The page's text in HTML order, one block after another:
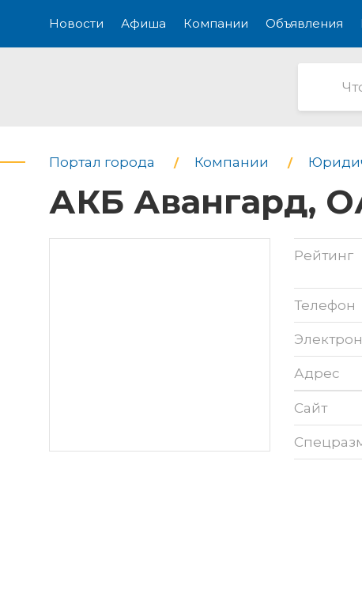
Новости Афиша Компании Объявления
Портал города Компании
АКБ Авангард,
Рейтинг
Телефон
Адрес
Сайт